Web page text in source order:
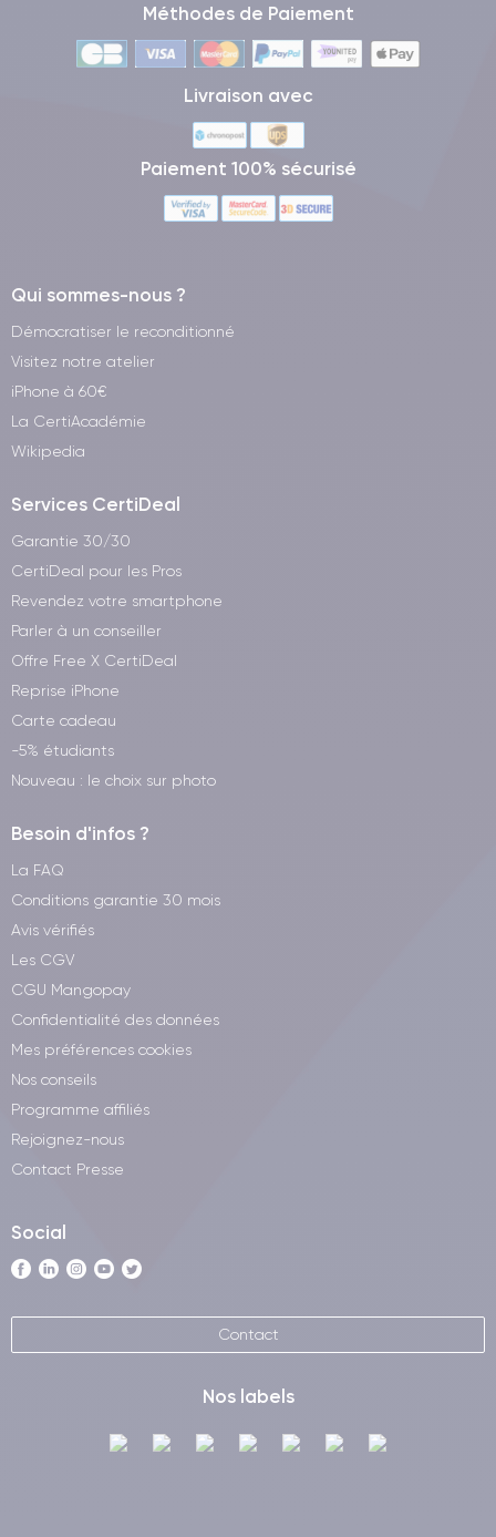
Méthodes de Paiement
Livraison avec
Paiement 100% sécurisé
Qui sommes-nous ?
Démocratiser le reconditionné
Visitez notre atelier
iPhone à 60€
La CertiAcadémie
Wikipedia
Services CertiDeal
Garantie 30/30
CertiDeal pour les Pros
Revendez votre smartphone
Parler à un conseiller
Offre Free X CertiDeal
Reprise iPhone
Carte cadeau
-5% étudiants
Nouveau : le choix sur photo
Besoin d'infos ?
La FAQ
Conditions garantie 30 mois
Avis vérifiés
Les CGV
CGU Mangopay
Confidentialité des données
Mes préférences cookies
Nos conseils
Programme affiliés
Rejoignez-nous
Contact Presse
Social
Contact
Nos labels